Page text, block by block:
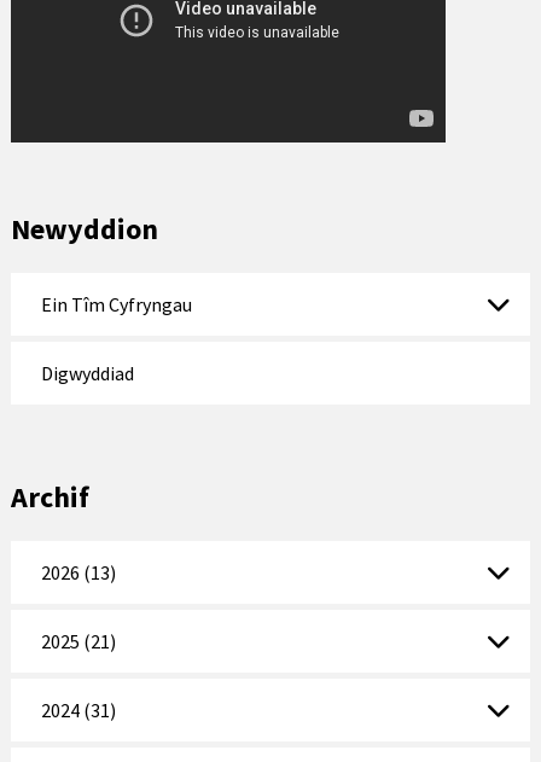
Newyddion
Ein Tîm Cyfryngau
Digwyddiad
Archif
2026 (13)
2025 (21)
2024 (31)